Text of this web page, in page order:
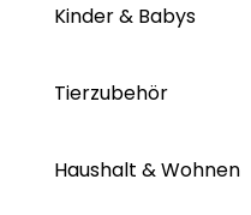
Kinder & Babys
Tierzubehör
Haushalt & Wohnen